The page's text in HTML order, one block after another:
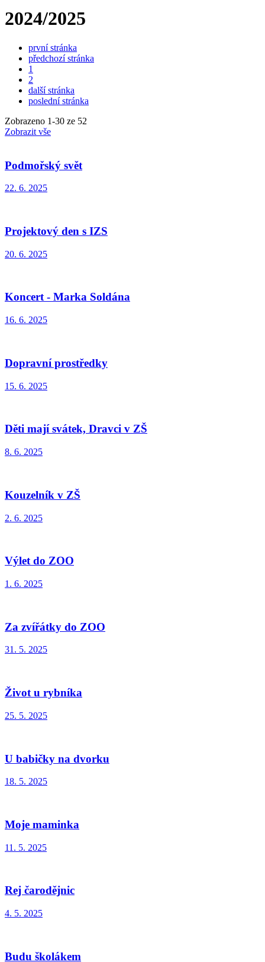
2024/2025
první stránka
předchozí stránka
1
2
další stránka
poslední stránka
Zobrazeno 1-30 ze 52
Zobrazit vše
Podmořský svět
22. 6. 2025
Projektový den s IZS
20. 6. 2025
Koncert - Marka Soldána
16. 6. 2025
Dopravní prostředky
15. 6. 2025
Děti mají svátek, Dravci v ZŠ
8. 6. 2025
Kouzelník v ZŠ
2. 6. 2025
Výlet do ZOO
1. 6. 2025
Za zvířátky do ZOO
31. 5. 2025
Život u rybníka
25. 5. 2025
U babičky na dvorku
18. 5. 2025
Moje maminka
11. 5. 2025
Rej čarodějnic
4. 5. 2025
Budu školákem